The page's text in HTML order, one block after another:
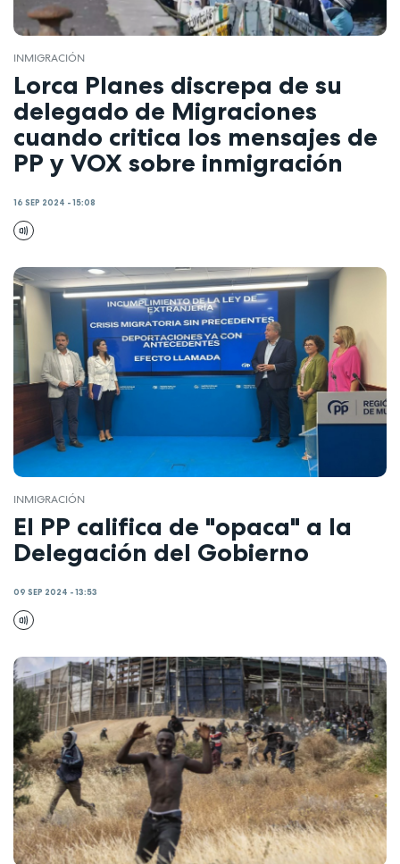
INMIGRACIÓN
Lorca Planes discrepa de su
delegado de Migraciones
cuando critica los mensajes de
PP y VOX sobre inmigración
16 SEP 2024 - 15:08
INMIGRACIÓN
El PP califica de "opaca" a la
Delegación del Gobierno
09 SEP 2024 - 13:53